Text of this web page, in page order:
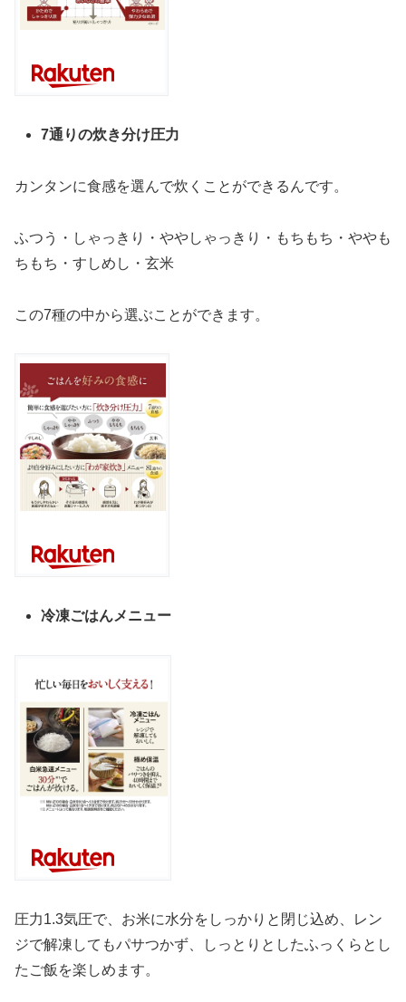
7通りの炊き分け圧力
カンタンに食感を選んで炊くことができるんです。
ふつう・しゃっきり・ややしゃっきり・もちもち・ややも
ちもち・すしめし・玄米
この7種の中から選ぶことができます。
冷凍ごはんメニュー
圧力1.3気圧で、お米に水分をしっかりと閉じ込め、レン
ジで解凍してもパサつかず、しっとりとしたふっくらとし
たご飯を楽しめます。